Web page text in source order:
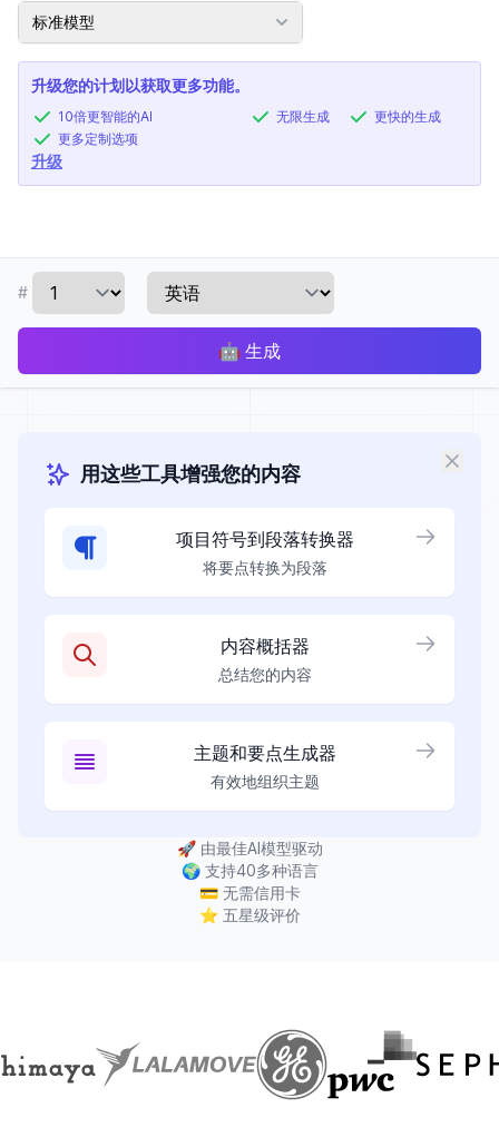
AI模型
标准模型
升级您的计划以获取更多功能。
10倍更智能的AI
更多定制选项
无限生成 更快的生成
升级
#
🤖 生成
用这些工具增强您的内容
项目符号到段落转换器
将要点转换为段落
内容概括器
总结您的内容
主题和要点生成器
有效地组织主题
🚀 由最佳AI模型驱动
🌍 支持40多种语言
💳 无需信用卡
⭐ 五星级评价